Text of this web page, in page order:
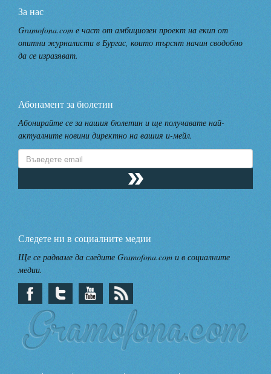
За нас
Gramofona.com е част от амбициозен проект на екип от
опитни журналисти в Бургас, които търсят начин сводобно
да се изразяват.
Абонамент за бюлетин
Абонирайте се за нашия бюлетин и ще получавате най-
актуалните новини директно на вашия и-мейл.
Следете ни в социалните медии
Ще се радваме да следите Gramofona.com и в социалните
медии.